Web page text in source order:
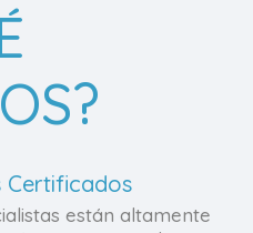
están altamente